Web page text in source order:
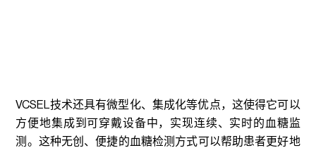
VCSEL技术还具有微型化、集成化等优点，这使得它可以
方便地集成到可穿戴设备中，实现连续、实时的血糖监
测。这种无创、便捷的血糖检测方式可以帮助患者更好地